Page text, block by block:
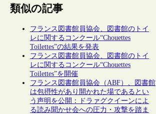
類似の記事
フランス図書館員協会、図書館のトイ
レに関するコンクール“Chouettes
Toilettes”の結果を発表
フランス図書館員協会、図書館のトイ
レに関するコンクール“Chouettes
Toilettes”を開催
フランス図書館員協会（ABF）、図書館
は包摂性があり開かれた場であるとい
う声明を公開：ドラァグクイーンによ
る読み聞かせ会への圧力・攻撃を踏ま